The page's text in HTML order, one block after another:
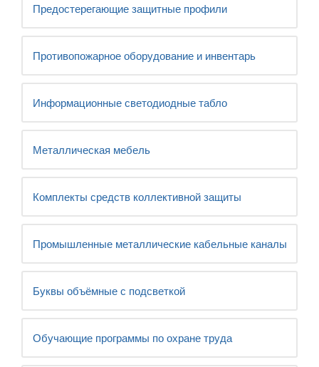
Предостерегающие защитные профили
Противопожарное оборудование и инвентарь
Информационные светодиодные табло
Металлическая мебель
Комплекты средств коллективной защиты
Промышленные металлические кабельные каналы
Буквы объёмные с подсветкой
Обучающие программы по охране труда